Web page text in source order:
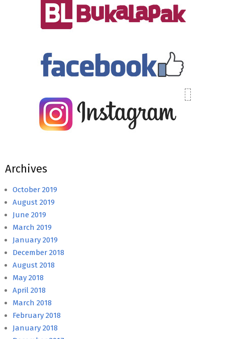
Archives
October 2019
August 2019
June 2019
March 2019
January 2019
December 2018
August 2018
May 2018
April 2018
March 2018
February 2018
January 2018